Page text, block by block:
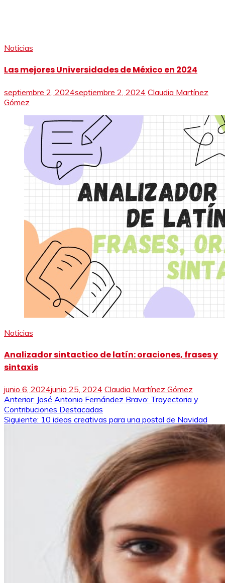
Noticias
Las mejores Universidades de México en 2024
septiembre 2, 2024septiembre 2, 2024 Claudia Martínez
Gómez
Noticias
Analizador sintactico de latín: oraciones, frases y
sintaxis
junio 6, 2024junio 25, 2024 Claudia Martínez Gómez
Navegación
de
Anterior: José Antonio Fernández Bravo: Trayectoria y
Contribuciones Destacadas
Siguiente: 10 ideas creativas para una postal de Navidad